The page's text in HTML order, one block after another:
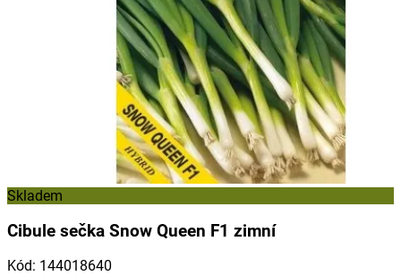
Skladem
Cibule sečka Snow Queen F1 zimní
Kód: 144018640